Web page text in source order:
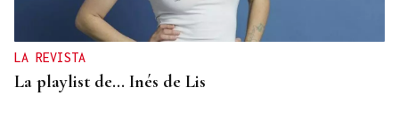
LA REVISTA
La playlist de... Inés de Lis